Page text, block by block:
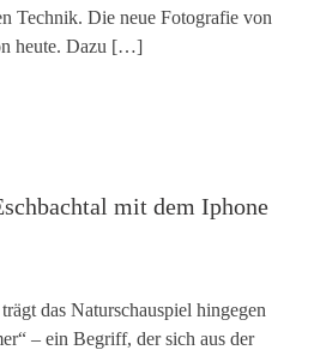
Technik. Die neue Fotografie von
heute. Dazu […]
mit dem Iphone
das Naturschauspiel hingegen
– ein Begriff, der sich aus der